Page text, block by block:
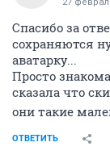
27
Спасибо за
сохраняются
аватарку...
Просто
сказала что
они такие
ОТВЕТИТЬ